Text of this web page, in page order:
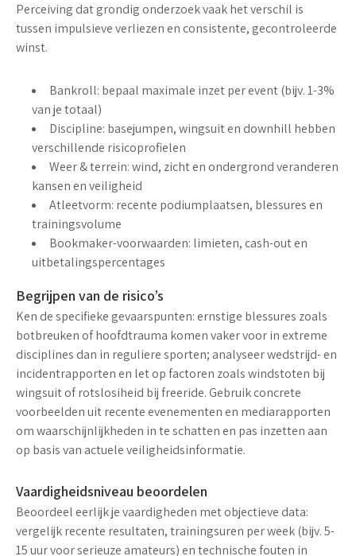
Perceiving dat grondig onderzoek vaak het verschil is
tussen impulsieve verliezen en consistente, gecontroleerde
winst.
Bankroll: bepaal maximale inzet per event (bijv. 1-3%
van je totaal)
Discipline: basejumpen, wingsuit en downhill hebben
verschillende risicoprofielen
Weer & terrein: wind, zicht en ondergrond veranderen
kansen en veiligheid
Atleetvorm: recente podiumplaatsen, blessures en
trainingsvolume
Bookmaker-voorwaarden: limieten, cash-out en
uitbetalingspercentages
Begrijpen van de risico’s
Ken de specifiekegevaarspunten: ernstige blessures zoals
botbreuken of hoofdtrauma komen vaker voor in extreme
disciplines dan in reguliere sporten; analyseer wedstrijd- en
incidentrapporten en let op factoren zoals windstoten bij
wingsuit of rotslosiheid bij freeride. Gebruik concrete
voorbeelden uit recente evenementen en mediarapporten
om waarschijnlijkheden in te schatten en pas inzetten aan
op basis van actuele veiligheidsinformatie.
Vaardigheidsniveau beoordelen
Beoordeel eerlijk jevaardigheden met objectieve data:
vergelijk recente resultaten, trainingsuren per week (bijv. 5-
15 uur voor serieuze amateurs) en technische fouten in